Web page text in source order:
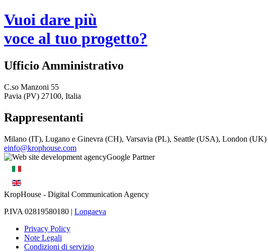
Vuoi dare più
voce al tuo progetto?
Ufficio Amministrativo
C.so Manzoni 55
Pavia (PV) 27100, Italia
Rappresentanti
Milano (IT), Lugano e Ginevra (CH), Varsavia (PL), Seattle (USA), London (UK)
einfo@krophouse.com
KropHouse - Digital Communication Agency
P.IVA 02819580180 | Longaeva
Privacy Policy
Note Legali
Condizioni di servizio